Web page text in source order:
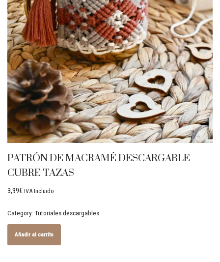
PATRÓN DE MACRAMÉ DESCARGABLE
CUBRE TAZAS
3,99€ IVA Incluido
Category: Tutoriales descargables
Añadir al carrito